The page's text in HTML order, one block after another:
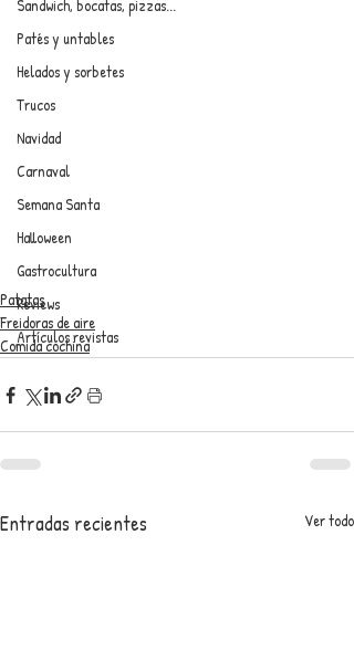
Sandwich, bocatas, pizzas...
Patés y untables
Helados y sorbetes
Trucos
Navidad
Carnaval
Semana Santa
Halloween
Gastrocultura
Reviews
Artículos revistas
Patatas
Freidoras de aire
Comida cochina
Entradas recientes Ver todo